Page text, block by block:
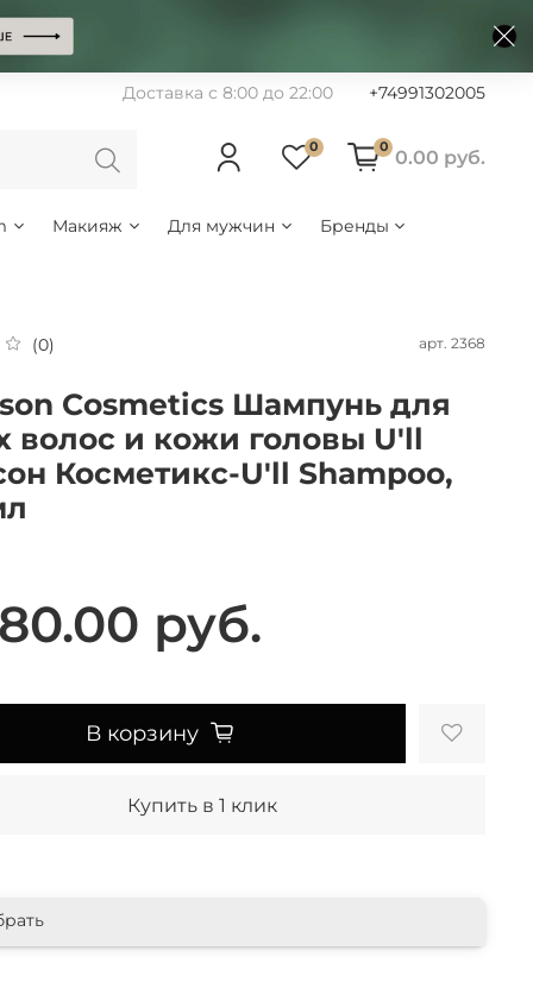
Доставка с 8:00 до 22:00 +74991302005
0 0 0.00 руб.
Макияж Для мужчин Бренды
(0) арт. 2368
Сosmetics Шампунь для
волос и кожи головы U'll
Косметикс-U'll Shampoo,
руб.
В корзину
Купить в 1 клик